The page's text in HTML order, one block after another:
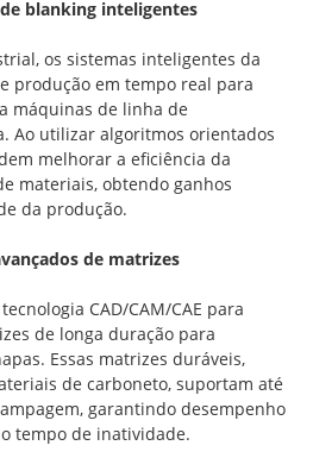
blanking inteligentes
os sistemas inteligentes da
produção em tempo real para
máquinas de linha de
Ao utilizar algoritmos orientados
melhorar a eficiência da
materiais, obtendo ganhos
da produção.
de matrizes
CAD/CAM/CAE para
de longa duração para
Essas matrizes duráveis,
de carboneto, suportam até
garantindo desempenho
tempo de inatividade.